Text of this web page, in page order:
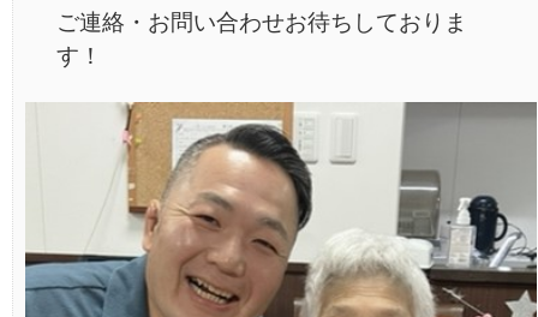
ご連絡・お問い合わせお待ちしておりま
す！